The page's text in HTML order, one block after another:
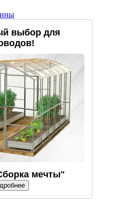
выбор для
мечты"